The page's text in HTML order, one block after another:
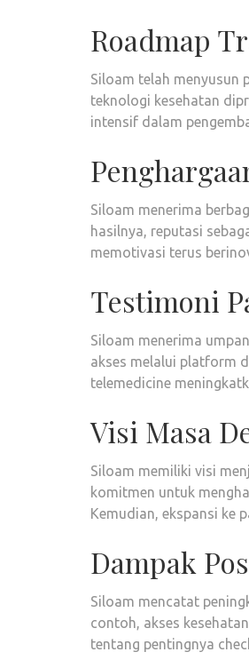
Roadmap
Siloam telah menyusun
teknologi kesehatan
intensif dalam
Siloam menerima
hasilnya, reputasi
memotivasi terus
Testimoni
Siloam menerima
akses melalui platform
telemedicine
Visi Masa
Siloam memiliki visi
komitmen untuk
Kemudian, ekspansi ke
Dampak
Siloam mencatat
contoh, akses
tentang pentingnya